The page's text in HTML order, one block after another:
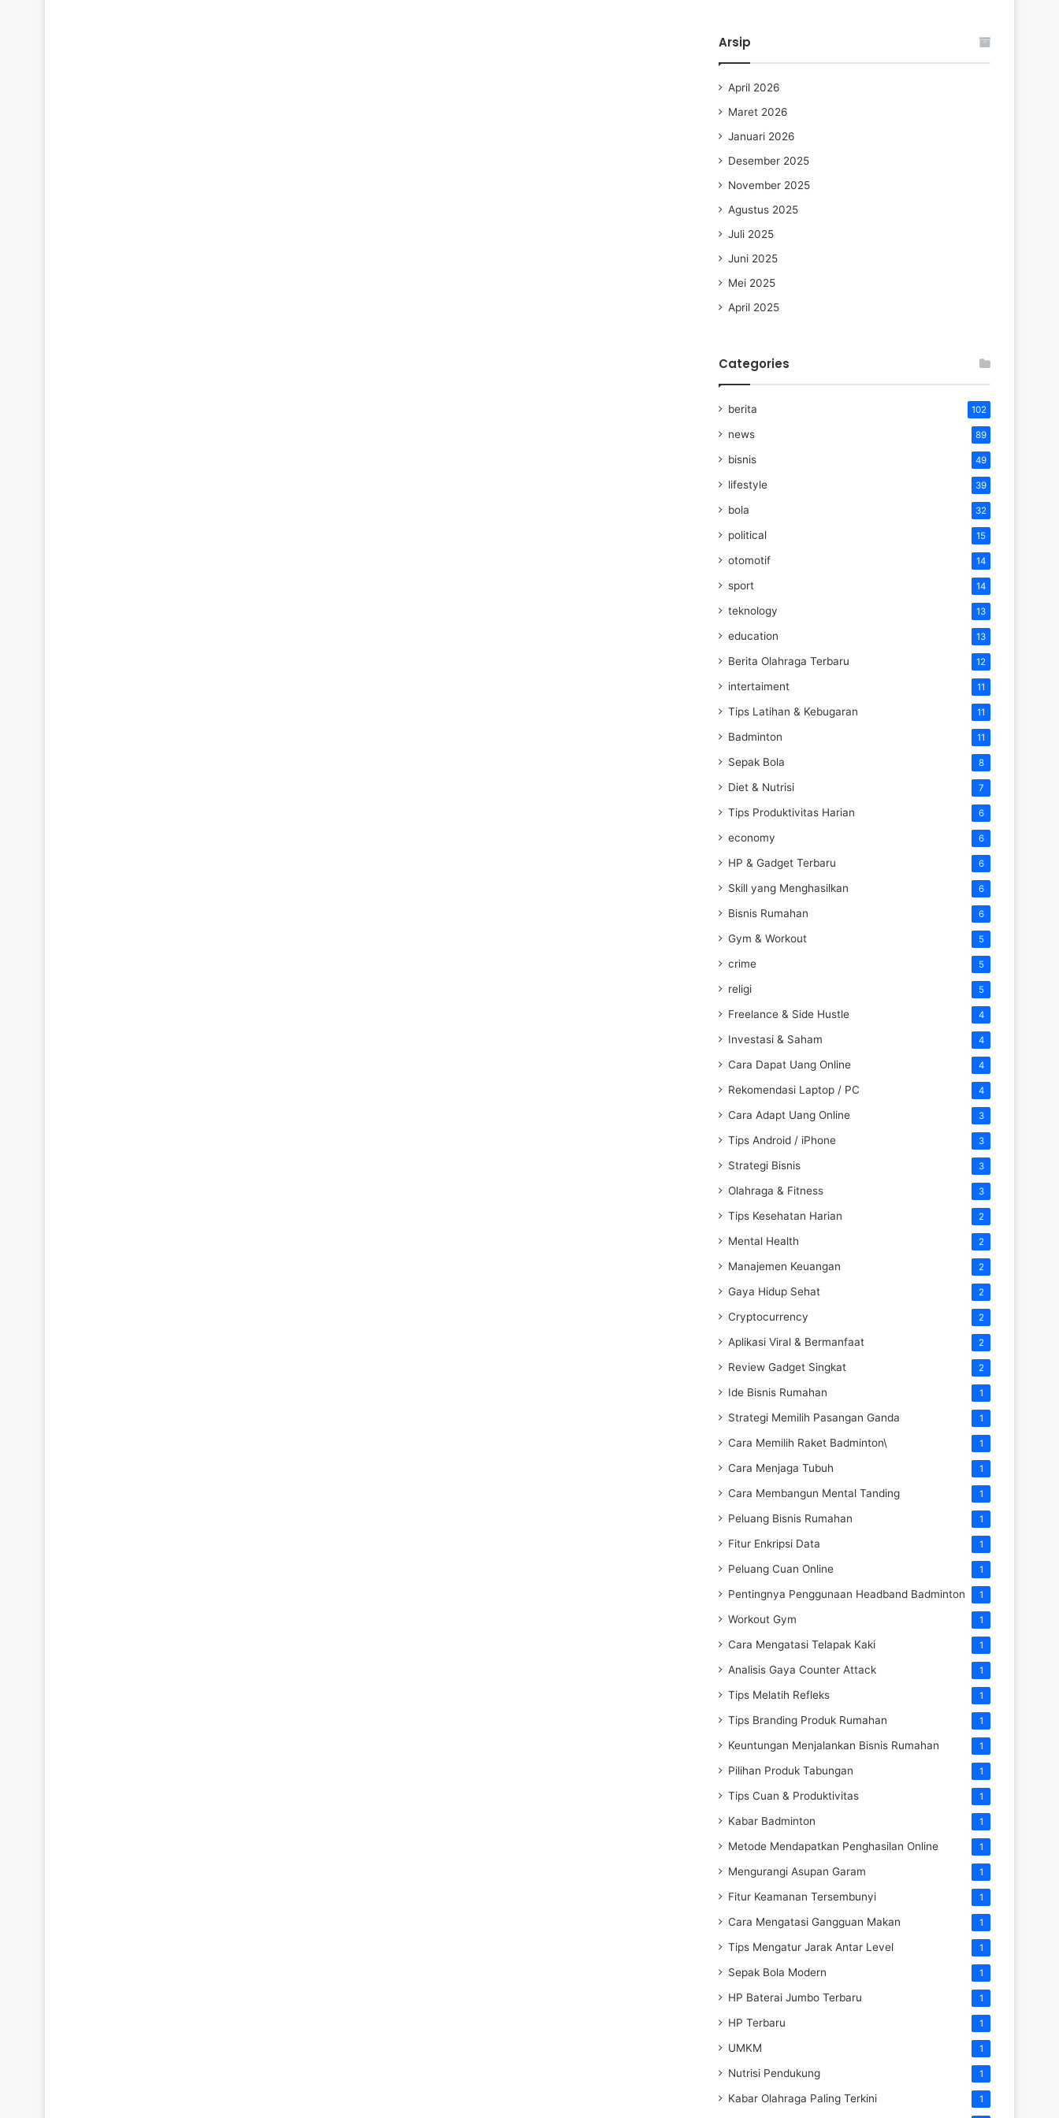
Arsip
April 2026
Maret 2026
Januari 2026
Desember 2025
November 2025
Agustus 2025
Juli 2025
Juni 2025
Mei 2025
April 2025
Categories
berita 102
news 89
bisnis 49
lifestyle 39
bola 32
political 15
otomotif 14
sport 14
teknology 13
education 13
Berita Olahraga Terbaru 12
intertaiment 11
Tips Latihan & Kebugaran 11
Badminton 11
Sepak Bola 8
Diet & Nutrisi 7
Tips Produktivitas Harian 6
economy 6
HP & Gadget Terbaru 6
Skill yang Menghasilkan 6
Bisnis Rumahan 6
Gym & Workout 5
crime 5
religi 5
Freelance & Side Hustle 4
Investasi & Saham 4
Cara Dapat Uang Online 4
Rekomendasi Laptop / PC 4
Cara Adapt Uang Online 3
Tips Android / iPhone 3
Strategi Bisnis 3
Olahraga & Fitness 3
Tips Kesehatan Harian 2
Mental Health 2
Manajemen Keuangan 2
Gaya Hidup Sehat 2
Cryptocurrency 2
Aplikasi Viral & Bermanfaat 2
Review Gadget Singkat 2
Ide Bisnis Rumahan 1
Strategi Memilih Pasangan Ganda 1
Cara Memilih Raket Badminton\ 1
Cara Menjaga Tubuh 1
Cara Membangun Mental Tanding 1
Peluang Bisnis Rumahan 1
Fitur Enkripsi Data 1
Peluang Cuan Online 1
Pentingnya Penggunaan Headband Badminton 1
Workout Gym 1
Cara Mengatasi Telapak Kaki 1
Analisis Gaya Counter Attack 1
Tips Melatih Refleks 1
Tips Branding Produk Rumahan 1
Keuntungan Menjalankan Bisnis Rumahan 1
Pilihan Produk Tabungan 1
Tips Cuan & Produktivitas 1
Kabar Badminton 1
Metode Mendapatkan Penghasilan Online 1
Mengurangi Asupan Garam 1
Fitur Keamanan Tersembunyi 1
Cara Mengatasi Gangguan Makan 1
Tips Mengatur Jarak Antar Level 1
Sepak Bola Modern 1
HP Baterai Jumbo Terbaru 1
HP Terbaru 1
UMKM 1
Nutrisi Pendukung 1
Kabar Olahraga Paling Terkini 1